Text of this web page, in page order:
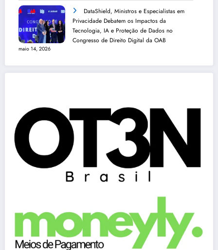
DataShield, Ministros e Especialistas em
Privacidade Debatem os Impactos da
Tecnologia, IA e Proteção de Dados no
Congresso de Direito Digital da OAB
maio 14, 2026